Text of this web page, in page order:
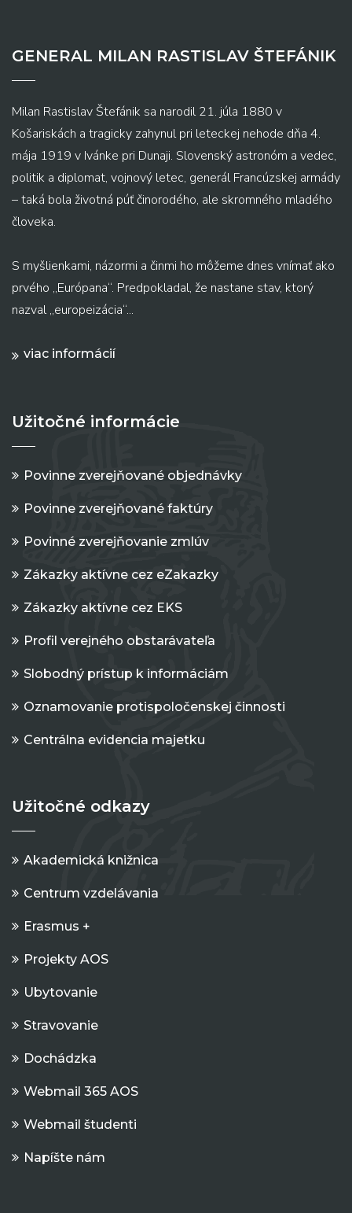
GENERAL MILAN RASTISLAV ŠTEFÁNIK
Milan Rastislav Štefánik sa narodil 21. júla 1880 v
Košariskách a tragicky zahynul pri leteckej nehode dňa 4.
mája 1919 v Ivánke pri Dunaji. Slovenský astronóm a vedec,
politik a diplomat, vojnový letec, generál Francúzskej armády
– taká bola životná púť činorodého, ale skromného mladého
človeka.
S myšlienkami, názormi a činmi ho môžeme dnes vnímať ako
prvého „Európana“. Predpokladal, že nastane stav, ktorý
nazval „europeizácia“...
viac informácií
Užitočné informácie
Povinne zverejňované objednávky
Povinne zverejňované faktúry
Povinné zverejňovanie zmlúv
Zákazky aktívne cez eZakazky
Zákazky aktívne cez EKS
Profil verejného obstarávateľa
Slobodný prístup k informáciám
Oznamovanie protispoločenskej činnosti
Centrálna evidencia majetku
Užitočné odkazy
Akademická knižnica
Centrum vzdelávania
Erasmus +
Projekty AOS
Ubytovanie
Stravovanie
Dochádzka
Webmail 365 AOS
Webmail študenti
Napíšte nám